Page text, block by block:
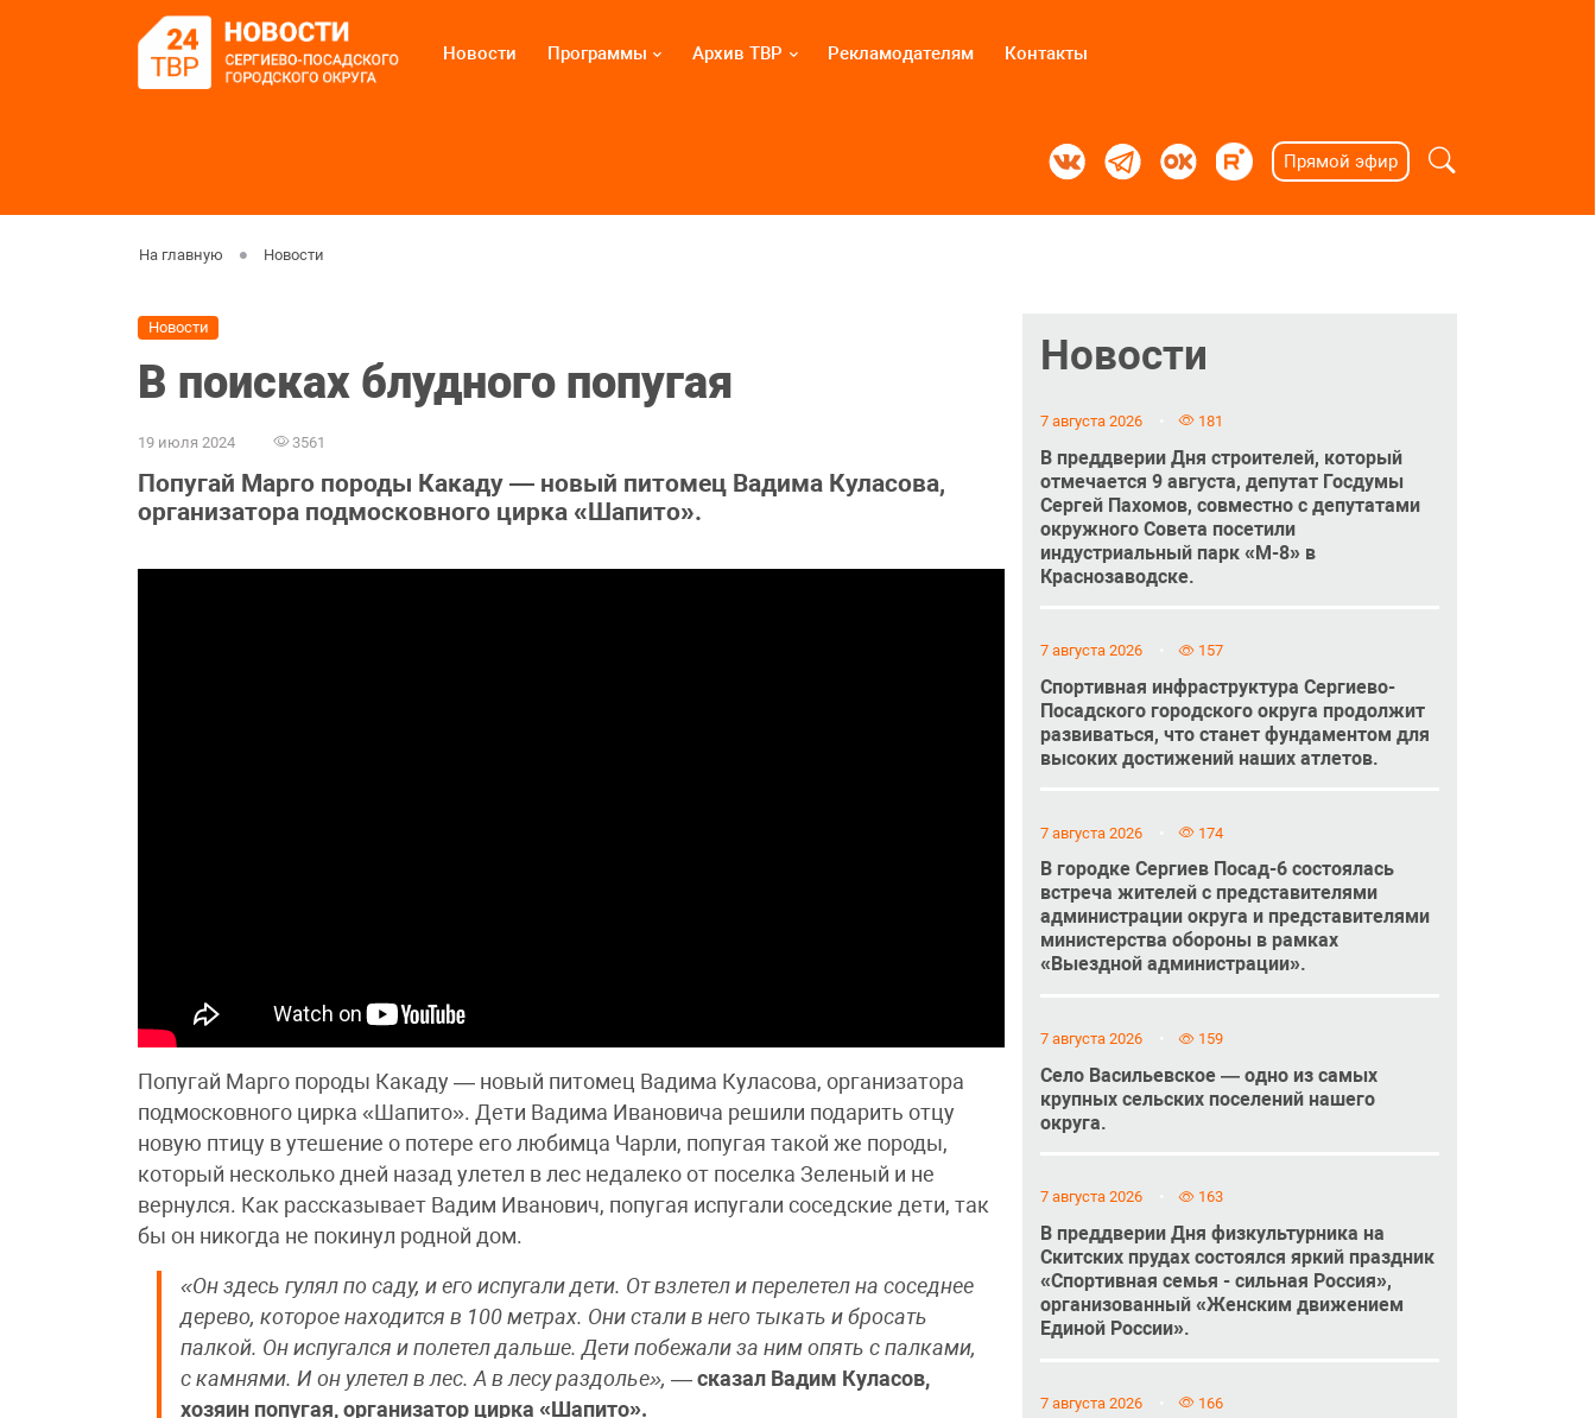
Новости Программы Архив ТВР Рекламодателям Контакты
Прямой эфир
На главную Новости
Новости
В поисках блудного попугая
19 июля 2024 3561
Попугай Марго породы Какаду — новый питомец Вадима Куласова,
организатора подмосковного цирка «Шапито».
Попугай Марго породы Какаду — новый питомец Вадима Куласова, организатора
подмосковного цирка «Шапито». Дети Вадима Ивановича решили подарить отцу
новую птицу в утешение о потере его любимца Чарли, попугая такой же породы,
который несколько дней назад улетел в лес недалеко от поселка Зеленый и не
вернулся. Как рассказывает Вадим Иванович, попугая испугали соседские дети, так
бы он никогда не покинул родной дом.
«Он здесь гулял по саду, и его испугали дети. От взлетел и перелетел на соседнее
дерево, которое находится в 100 метрах. Они стали в него тыкать и бросать
палкой. Он испугался и полетел дальше. Дети побежали за ним опять с палками,
с камнями. И он улетел в лес. А в лесу раздолье»,—сказал Вадим Куласов,
хозяин попугая, организатор цирка «Шапито».
Новости
7 августа 2026 181
В преддверии Дня строителей, который
отмечается 9 августа, депутат Госдумы
Сергей Пахомов, совместно с депутатами
окружного Совета посетили
индустриальный парк «М-8» в
Краснозаводске.
7 августа 2026 157
Спортивная инфраструктура Сергиево-
Посадского городского округа продолжит
развиваться, что станет фундаментом для
высоких достижений наших атлетов.
7 августа 2026 174
В городке Сергиев Посад-6 состоялась
встреча жителей с представителями
администрации округа и представителями
министерства обороны в рамках
«Выездной администрации».
7 августа 2026 159
Село Васильевское — одно из самых
крупных сельских поселений нашего
округа.
7 августа 2026 163
В преддверии Дня физкультурника на
Скитских прудах состоялся яркий праздник
«Спортивная семья - сильная Россия»,
организованный «Женским движением
Единой России».
7 августа 2026 166